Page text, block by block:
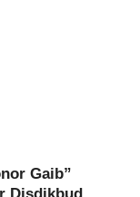
Gaib”